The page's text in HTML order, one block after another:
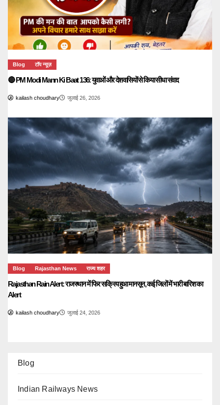
Blog टॉप न्यूज़
🔴 PM Modi Mann Ki Baat 136: युवाओं और देशवासियों से किया सीधा संवाद
kailash choudhary जुलाई 26, 2026
Blog Rajasthan News राज्य शहर
Rajasthan Rain Alert: राजस्थान में फिर सक्रिय हुआ मानसून, कई जिलों में भारी बारिश का
Alert
kailash choudhary जुलाई 24, 2026
Blog
Indian Railways News